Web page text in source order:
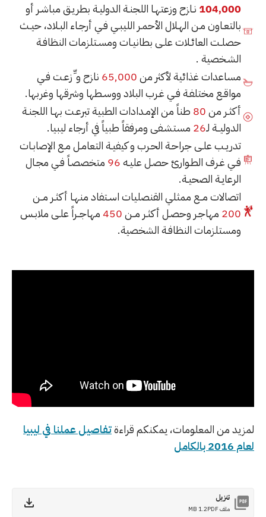
104,000 نـازح وزعتهـا اللجنـة الدوليـة بطريـق مباشـر أو
بالتعـاون مـن الهـلال الأحمـر الليبـي فـي أرجـاء البـلاد، حيـث
حصلـت العائـلات علـى بطانيـات ومسـتلزمات النظافـة
الشـخصية .
مساعدات غذائية لأكثر من65,000 نازح و ِّزعـت فـي
مواقـع مختلفـة فـي غـرب البلاد ووسـطها وشرقها وغربها.
أكثـر من80 طناً من الإمـدادات الطبية تبرعـت بهـا اللجنـة
الدوليــة لـ26 مستشـفى ومرفقاً طبياً في أرجاء ليبيا.
تدريـب علـى جراحـة الحـرب و كيفيـة التعامـل مـع الإصابـات
فـي غـرف الطـوارئ حصـل عليـه96 متخصصـاً فـي مجـال
الرعايـة الصحيـة.
اتصالات مــع ممثلي القنصليات اسـتفاد منهـا أكثـر مــن
200 مهاجـر وحصـل أكثـر مــن450مهاجــراً علـى ملابـس
ومستلزمات النظافـة الشخصية.
لمزيد من المعلومات، يمكنكم قراءةتفاصيل عملنا في ليبيا
لعام 2016 بالكامل
تنزيل
ملف PDF 1.2 MB